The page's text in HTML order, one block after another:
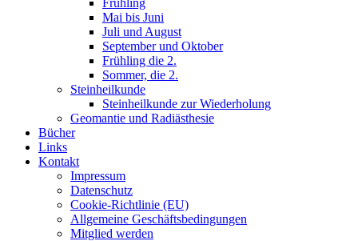
Frühling
Mai bis Juni
Juli und August
September und Oktober
Frühling die 2.
Sommer, die 2.
Steinheilkunde
Steinheilkunde zur Wiederholung
Geomantie und Radiästhesie
Bücher
Links
Kontakt
Impressum
Datenschutz
Cookie-Richtlinie (EU)
Allgemeine Geschäftsbedingungen
Mitglied werden